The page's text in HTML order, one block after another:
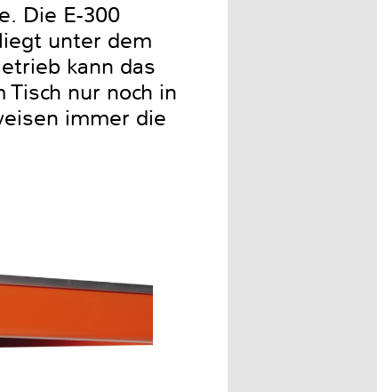
Die E-300
unter dem
kann das
nur noch in
immer die